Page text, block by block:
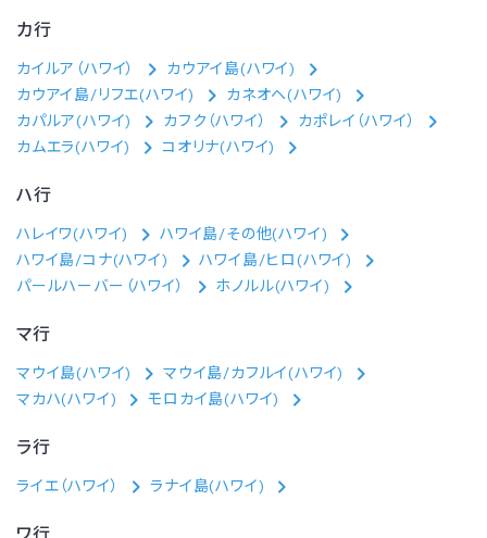
カ行
カイルア（ハワイ）
カウアイ島(ハワイ)
カウアイ島/リフエ(ハワイ)
カネオヘ(ハワイ)
カパルア(ハワイ)
カフク（ハワイ）
カポレイ（ハワイ）
カムエラ(ハワイ)
コオリナ(ハワイ)
ハ行
ハレイワ(ハワイ)
ハワイ島/その他(ハワイ)
ハワイ島/コナ(ハワイ)
ハワイ島/ヒロ(ハワイ)
パールハーバー（ハワイ）
ホノルル(ハワイ)
マ行
マウイ島(ハワイ)
マウイ島/カフルイ(ハワイ)
マカハ(ハワイ)
モロカイ島(ハワイ)
ラ行
ライエ（ハワイ） ラナイ島(ハワイ)